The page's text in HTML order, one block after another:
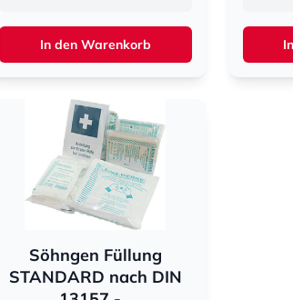
In den Warenkorb
Söhngen Füllung
STANDARD nach DIN